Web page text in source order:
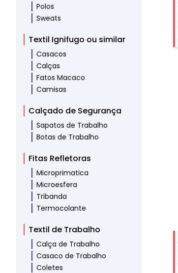
Polos
Sweats
Textil Ignifugo ou similar
Casacos
Calças
Fatos Macaco
Camisas
Calçado de Segurança
Sapatos de Trabalho
Botas de Trabalho
Fitas Refletoras
Microprimatica
Microesfera
Tribanda
Termocolante
Textil de Trabalho
Calça de Trabalho
Casaco de Trabalho
Coletes